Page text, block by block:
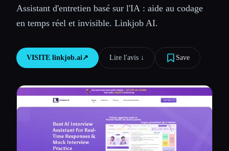
🎓Étudiants 🎬Créateurs
Comparer les outils
Toutes les catégories
Assistant d'entretien basé sur l'IA : aide au codage
en temps réel et invisible. Linkjob AI.
VISITE linkjob.ai↗︎ Lire l'avis ↓︎ Save